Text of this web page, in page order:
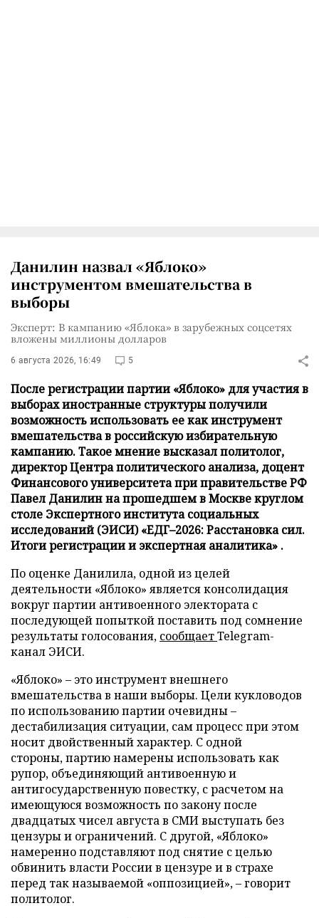
Данилин назвал «Яблоко»
инструментом вмешательства в
выборы
Эксперт: В кампанию «Яблока» в зарубежных соцсетях
вложены миллионы долларов
6 августа 2026, 16:49 5
После регистрации партии «Яблоко» для участия в
выборах иностранные структуры получили
возможность использовать ее как инструмент
вмешательства в российскую избирательную
кампанию. Такое мнение высказал политолог,
директор Центра политического анализа, доцент
Финансового университета при правительстве РФ
Павел Данилин на прошедшем в Москве круглом
столе Экспертного института социальных
исследований (ЭИСИ) «ЕДГ–2026: Расстановка сил.
Итоги регистрации и экспертная аналитика» .
По оценке Данилила, одной из целей
деятельности «Яблоко» является консолидация
вокруг партии антивоенного электората с
последующей попыткой поставить под сомнение
результаты голосования, сообщаетTelegram-
канал ЭИСИ.
«Яблоко» – это инструмент внешнего
вмешательства в наши выборы. Цели кукловодов
по использованию партии очевидны –
дестабилизация ситуации, сам процесс при этом
носит двойственный характер. С одной
стороны, партию намерены использовать как
рупор, объединяющий антивоенную и
антигосударственную повестку, с расчетом на
имеющуюся возможность по закону после
двадцатых чисел августа в СМИ выступать без
цензуры и ограничений. С другой, «Яблоко»
намеренно подставляют под снятие с целью
обвинить власти России в цензуре и в страхе
перед так называемой «оппозицией», – говорит
политолог.